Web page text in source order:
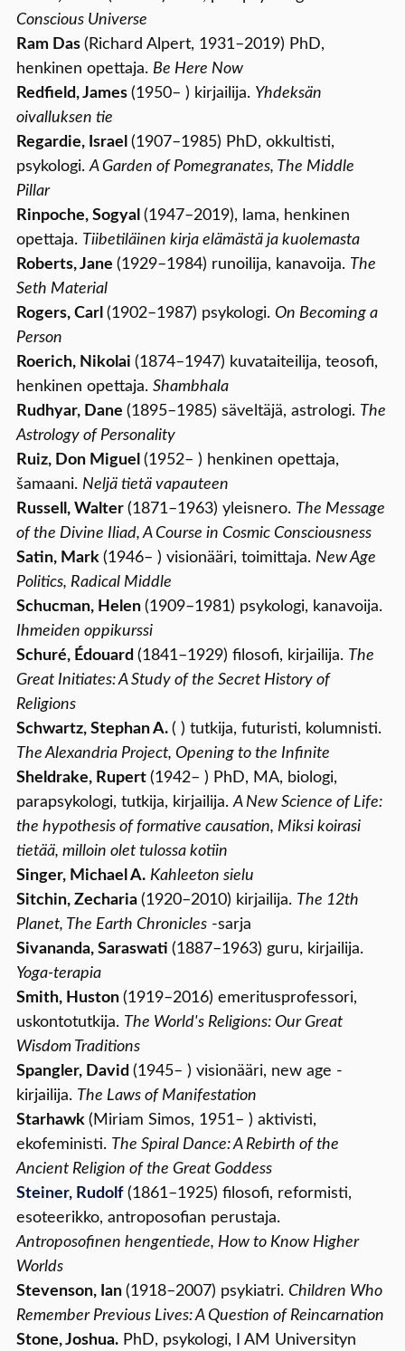
Conscious Universe
Ram Das (Richard Alpert, 1931–2019) PhD,
henkinen opettaja. Be Here Now
Redfield, James (1950– ) kirjailija. Yhdeksän
oivalluksen tie
Regardie, Israel (1907–1985) PhD, okkultisti,
psykologi. A Garden of Pomegranates, The Middle
Pillar
Rinpoche, Sogyal (1947–2019), lama, henkinen
opettaja. Tiibetiläinen kirja elämästä ja kuolemasta
Roberts, Jane (1929–1984) runoilija, kanavoija. The
Seth Material
Rogers, Carl (1902–1987) psykologi. On Becoming a
Person
Roerich, Nikolai (1874–1947) kuvataiteilija, teosofi,
henkinen opettaja. Shambhala
Rudhyar, Dane (1895–1985) säveltäjä, astrologi. The
Astrology of Personality
Ruiz, Don Miguel (1952– ) henkinen opettaja,
šamaani. Neljä tietä vapauteen
Russell, Walter (1871–1963) yleisnero. The Message
of the Divine Iliad, A Course in Cosmic Consciousness
Satin, Mark (1946– ) visionääri, toimittaja. New Age
Politics, Radical Middle
Schucman, Helen (1909–1981) psykologi, kanavoija.
Ihmeiden oppikurssi
Schuré, Édouard (1841–1929) filosofi, kirjailija. The
Great Initiates: A Study of the Secret History of
Religions
Schwartz, Stephan A. ( ) tutkija, futuristi, kolumnisti.
The Alexandria Project, Opening to the Infinite
Sheldrake, Rupert (1942– ) PhD, MA, biologi,
parapsykologi, tutkija, kirjailija. A New Science of Life:
the hypothesis of formative causation, Miksi koirasi
tietää, milloin olet tulossa kotiin
Singer, Michael A. Kahleeton sielu
Sitchin, Zecharia (1920–2010) kirjailija. The 12th
Planet, The Earth Chronicles-sarja
Sivananda, Saraswati (1887–1963) guru, kirjailija.
Yoga-terapia
Smith, Huston (1919–2016) emeritusprofessori,
uskontotutkija. The World's Religions: Our Great
Wisdom Traditions
Spangler, David (1945– ) visionääri, new age -
kirjailija. The Laws of Manifestation
Starhawk (Miriam Simos, 1951– ) aktivisti,
ekofeministi. The Spiral Dance: A Rebirth of the
Ancient Religion of the Great Goddess
Steiner, Rudolf(1861–1925) filosofi, reformisti,
esoteerikko, antroposofian perustaja.
Antroposofinen hengentiede, How to Know Higher
Worlds
Stevenson, Ian (1918–2007) psykiatri. Children Who
Remember Previous Lives: A Question of Reincarnation
Stone, Joshua.PhD, psykologi, I AM Universityn